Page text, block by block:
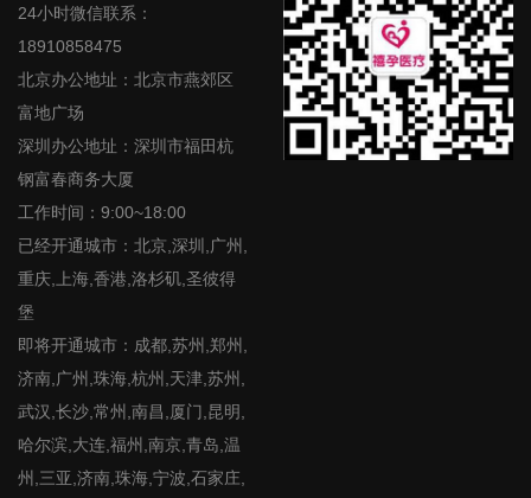
24小时微信联系：
18910858475
北京办公地址：北京市燕郊区
富地广场
深圳办公地址：深圳市福田杭
钢富春商务大厦
工作时间：9:00~18:00
已经开通城市：北京,深圳,广州,
重庆,上海,香港,洛杉矶,圣彼得
堡
即将开通城市：成都,苏州,郑州,
济南,广州,珠海,杭州,天津,苏州,
武汉,长沙,常州,南昌,厦门,昆明,
哈尔滨,大连,福州,南京,青岛,温
州,三亚,济南,珠海,宁波,石家庄,